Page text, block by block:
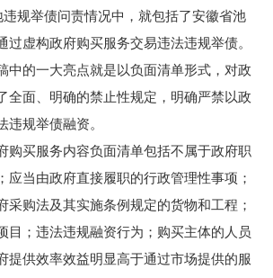
规举债问责情况中，就包括了安徽省池
过虚构政府购买服务交易违法违规举债。
的一大亮点就是以负面清单形式，对政
全面、明确的禁止性规定，明确严禁以政
违规举债融资。
买服务内容负面清单包括不属于政府职
应当由政府直接履职的行政管理性事项；
采购法及其实施条例规定的货物和工程；
目；违法违规融资行为；购买主体的人员
提供效率效益明显高于通过市场提供的服